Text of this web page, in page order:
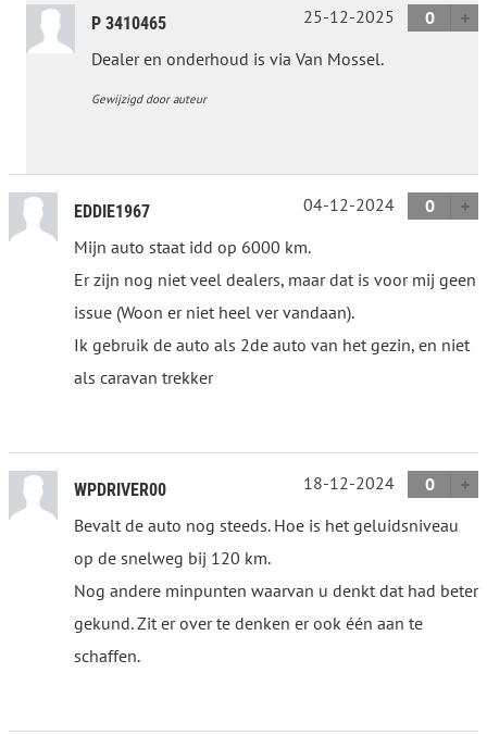
P 3410465 25-12-2025
0
Dealer en onderhoud is via Van Mossel.
Gewijzigd door auteur
EDDIE1967 04-12-2024
0
Mijn auto staat idd op 6000 km.
Er zijn nog niet veel dealers, maar dat is voor mij geen
issue (Woon er niet heel ver vandaan).
Ik gebruik de auto als 2de auto van het gezin, en niet
als caravan trekker
WPDRIVER00 18-12-2024
0
Bevalt de auto nog steeds. Hoe is het geluidsniveau
op de snelweg bij 120 km.
Nog andere minpunten waarvan u denkt dat had beter
gekund. Zit er over te denken er ook één aan te
schaffen.